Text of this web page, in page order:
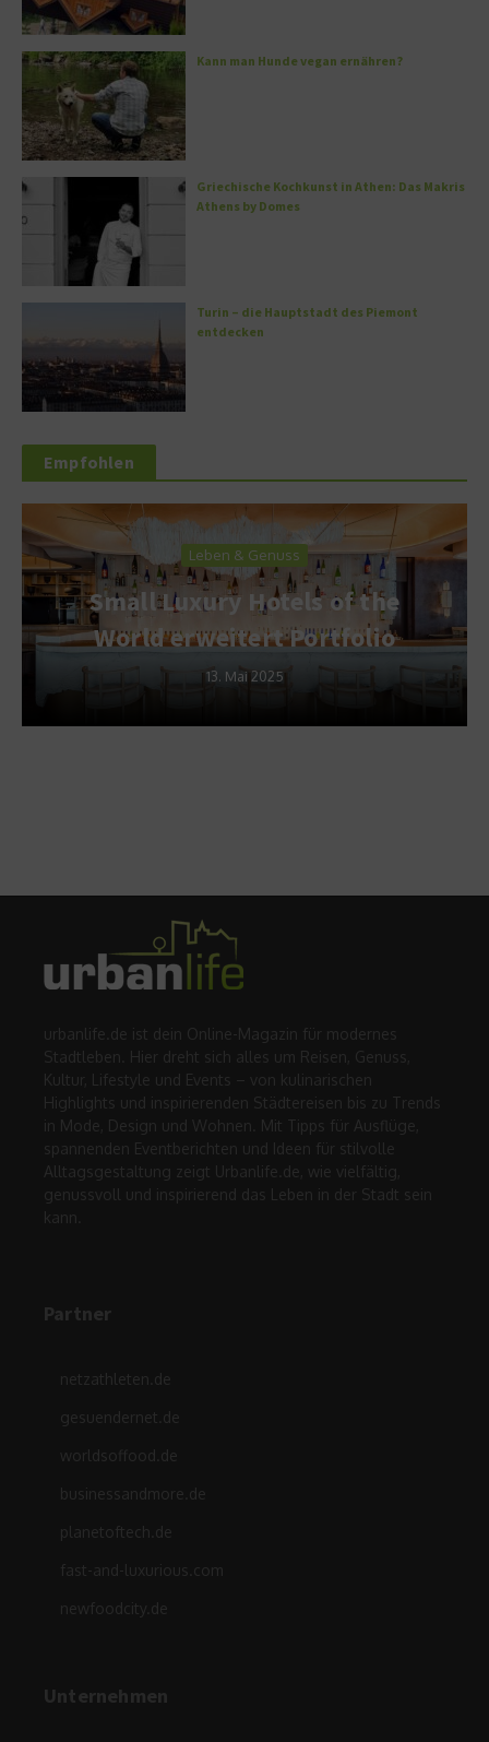
Kann man Hunde vegan ernähren?
Griechische Kochkunst in Athen: Das Makris
Athens by Domes
Turin – die Hauptstadt des Piemont
entdecken
Empfohlen
Leben & Genuss
Small Luxury Hotels of the
World erweitert Portfolio
13. Mai 2025
urbanlife.de ist dein Online-Magazin für modernes
Stadtleben. Hier dreht sich alles um Reisen, Genuss,
Kultur, Lifestyle und Events – von kulinarischen
Highlights und inspirierenden Städtereisen bis zu Trends
in Mode, Design und Wohnen. Mit Tipps für Ausflüge,
spannenden Eventberichten und Ideen für stilvolle
Alltagsgestaltung zeigt Urbanlife.de, wie vielfältig,
genussvoll und inspirierend das Leben in der Stadt sein
kann.
Partner
netzathleten.de
gesuendernet.de
worldsoffood.de
businessandmore.de
planetoftech.de
fast-and-luxurious.com
newfoodcity.de
Unternehmen